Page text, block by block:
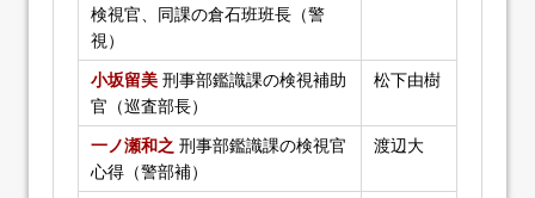
検視官、同課の倉石班班長（警
視）
小坂留美 刑事部鑑識課の検視補助
官（巡査部長）
松下由樹
一ノ瀬和之 刑事部鑑識課の検視官
心得（警部補）
渡辺大